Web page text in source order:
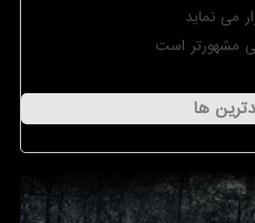
می نماید
است
ها